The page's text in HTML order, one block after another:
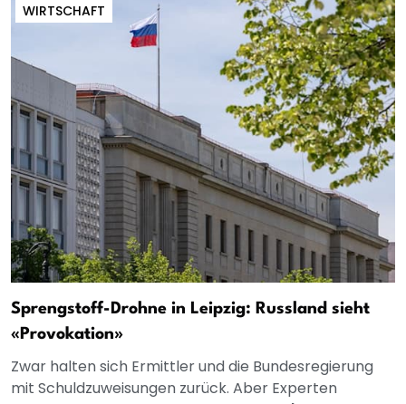
WIRTSCHAFT
Sprengstoff-Drohne in Leipzig: Russland sieht
«Provokation»
Zwar halten sich Ermittler und die Bundesregierung
mit Schuldzuweisungen zurück. Aber Experten